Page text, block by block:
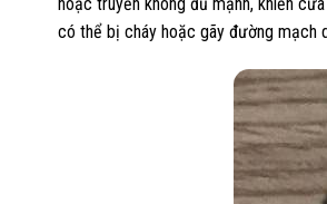
có thể bị cháy hoặc gãy đường mạch